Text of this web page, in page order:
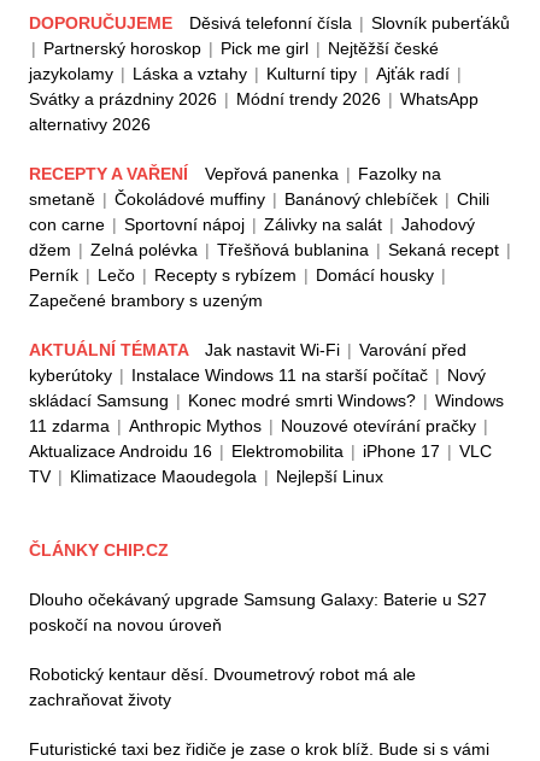
DOPORUČUJEME Děsivá telefonní čísla | Slovník puberťáků
| Partnerský horoskop | Pick me girl | Nejtěžší české
jazykolamy | Láska a vztahy | Kulturní tipy | Ajťák radí |
Svátky a prázdniny 2026 | Módní trendy 2026 | WhatsApp
alternativy 2026
RECEPTY A VAŘENÍ Vepřová panenka | Fazolky na
smetaně | Čokoládové muffiny | Banánový chlebíček | Chili
con carne | Sportovní nápoj | Zálivky na salát | Jahodový
džem | Zelná polévka | Třešňová bublanina | Sekaná recept |
Perník | Lečo | Recepty s rybízem | Domácí housky |
Zapečené brambory s uzeným
AKTUÁLNÍ TÉMATA Jak nastavit Wi-Fi | Varování před
kyberútoky | Instalace Windows 11 na starší počítač | Nový
skládací Samsung | Konec modré smrti Windows? | Windows
11 zdarma | Anthropic Mythos | Nouzové otevírání pračky |
Aktualizace Androidu 16 | Elektromobilita | iPhone 17 | VLC
TV | Klimatizace Maoudegola | Nejlepší Linux
ČLÁNKY CHIP.CZ
Dlouho očekávaný upgrade Samsung Galaxy: Baterie u S27
poskočí na novou úroveň
Robotický kentaur děsí. Dvoumetrový robot má ale
zachraňovat životy
Futuristické taxi bez řidiče je zase o krok blíž. Bude si s vámi